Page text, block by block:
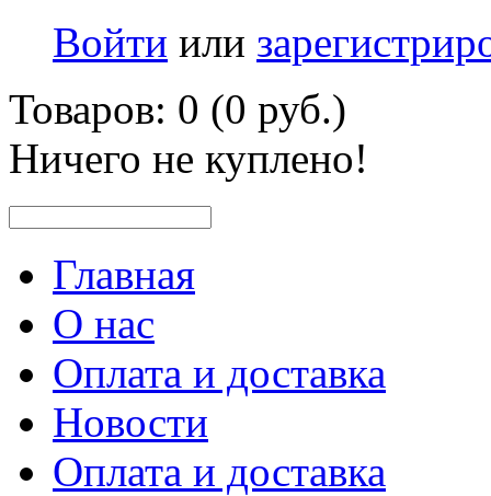
Войти или
Товаров: 0 (0 руб.)
Ничего не куплено!
Главная
О нас
Оплата и доставка
Новости
Оплата и доставка